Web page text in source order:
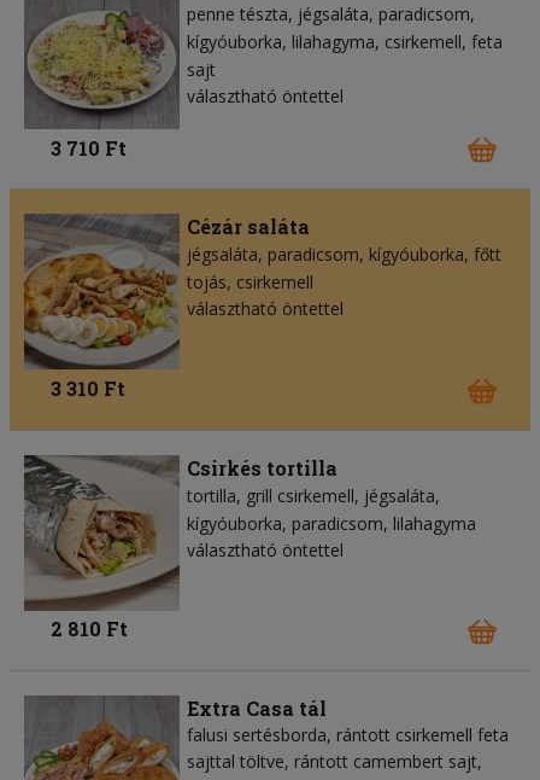
penne tészta jégsaláta paradicsom
kígyóuborka lilahagyma csirkemell feta
sajt
választható öntettel
3 710 Ft
Cézár saláta
jégsaláta paradicsom kígyóuborka főtt
tojás csirkemell
választható öntettel
3 310 Ft
Csirkés tortilla
tortilla grill csirkemell jégsaláta
kígyóuborka paradicsom lilahagyma
választható öntettel
2 810 Ft
Extra Casa tál
falusi sertésborda, rántott csirkemell feta
sajttal töltve, rántott camembert sajt,